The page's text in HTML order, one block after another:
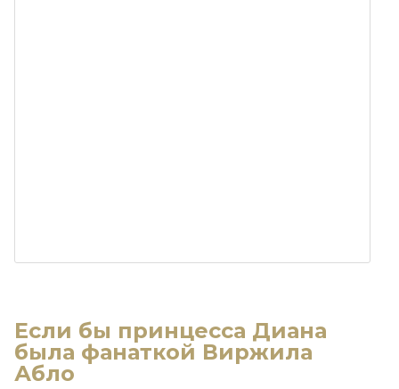
Если бы принцесса Диана
была фанаткой Виржила
Абло